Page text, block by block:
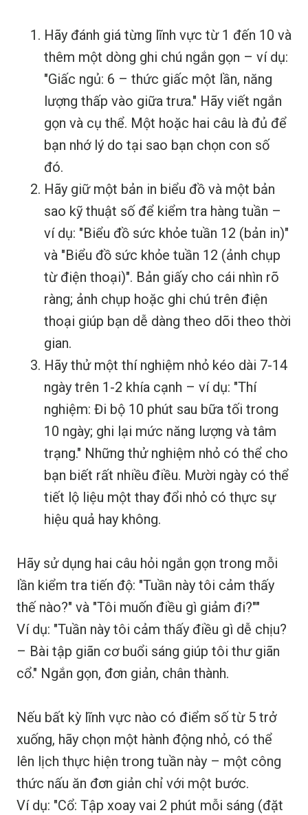
Hãy đánh giá từng lĩnh vực từ 1 đến 10 và
thêm một dòng ghi chú ngắn gọn – ví dụ:
"Giấc ngủ: 6 – thức giấc một lần, năng
lượng thấp vào giữa trưa." Hãy viết ngắn
gọn và cụ thể. Một hoặc hai câu là đủ để
bạn nhớ lý do tại sao bạn chọn con số
đó.
Hãy giữ một bản in biểu đồ và một bản
sao kỹ thuật số để kiểm tra hàng tuần –
ví dụ: "Biểu đồ sức khỏe tuần 12 (bản in)"
và "Biểu đồ sức khỏe tuần 12 (ảnh chụp
từ điện thoại)". Bản giấy cho cái nhìn rõ
ràng; ảnh chụp hoặc ghi chú trên điện
thoại giúp bạn dễ dàng theo dõi theo thời
gian.
Hãy thử một thí nghiệm nhỏ kéo dài 7-14
ngày trên 1-2 khía cạnh – ví dụ: "Thí
nghiệm: Đi bộ 10 phút sau bữa tối trong
10 ngày; ghi lại mức năng lượng và tâm
trạng." Những thử nghiệm nhỏ có thể cho
bạn biết rất nhiều điều. Mười ngày có thể
tiết lộ liệu một thay đổi nhỏ có thực sự
hiệu quả hay không.
Hãy sử dụng hai câu hỏi ngắn gọn trong mỗi
lần kiểm tra tiến độ: "Tuần này tôi cảm thấy
thế nào?" và "Tôi muốn điều gì giảm đi?""
Ví dụ: "Tuần này tôi cảm thấy điều gì dễ chịu?
– Bài tập giãn cơ buổi sáng giúp tôi thư giãn
cổ." Ngắn gọn, đơn giản, chân thành.
Nếu bất kỳ lĩnh vực nào có điểm số từ 5 trở
xuống, hãy chọn một hành động nhỏ, có thể
lên lịch thực hiện trong tuần này – một công
thức nấu ăn đơn giản chỉ với một bước.
Ví dụ: "Cổ: Tập xoay vai 2 phút mỗi sáng (đặt